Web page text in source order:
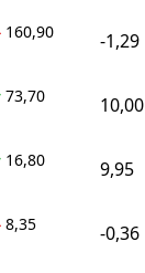
160,90 -1,29
73,70 10,00
16,80 9,95
8,35 -0,36